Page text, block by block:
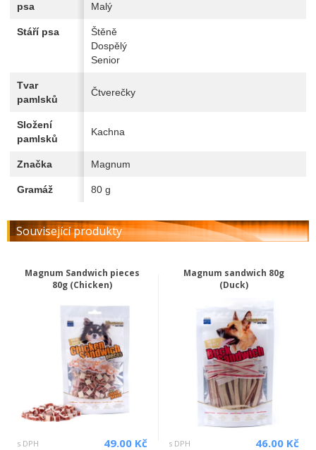
psa
Malý
Stáří psa
Štěně
Dospělý
Senior
Tvar
pamlsků
Čtverečky
Složení
pamlsků
Kachna
Značka Magnum
Gramáž 80 g
Související produkty
Magnum Sandwich pieces
80g (Chicken)
s DPH 49.00 Kč
Magnum sandwich 80g
(Duck)
s DPH 46.00 Kč